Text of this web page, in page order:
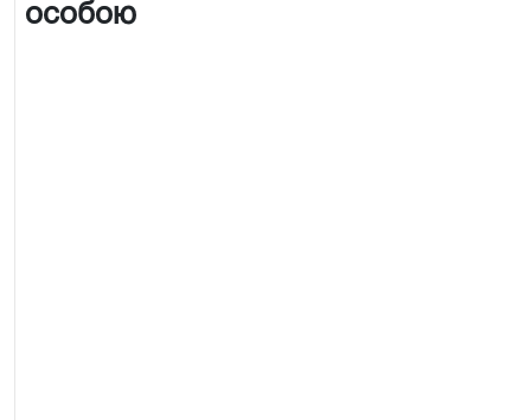
особою